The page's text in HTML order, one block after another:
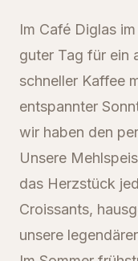
Im Café Diglas
guter Tag für ein
schneller Kaffee
entspannter
wir haben den
Unsere
das Herzstück
Croissants,
unsere